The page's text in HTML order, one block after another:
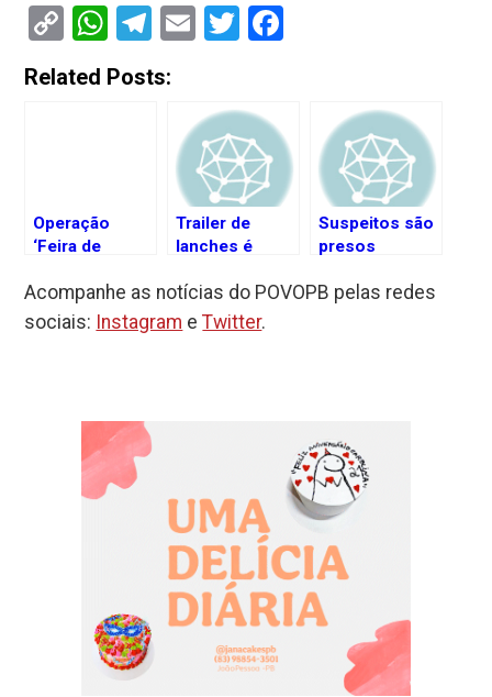
Copy
Link
WhatsApp
Telegram
EmailTwitter
Related Posts:
Operação
‘Feira de
investiga
fraudes na
contratação de
Trailer de
lanches é
fogo durante
incêndio na
Suspeitos são
presos
praticar
Acompanhe as notícias do POVOPB pelas redes
sociais: Instagram eTwitter.